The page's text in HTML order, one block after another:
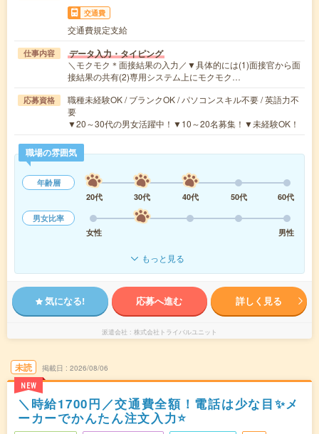
交通費
交通費規定支給
仕事内容 データ入力・タイピング
＼モクモク＊面接結果の入力／▼具体的には(1)面接官から面
接結果の共有(2)専用システム上にモクモク…
応募資格
職種未経験OK / ブランクOK / パソコンスキル不要 / 英語力不
要
▼20～30代の男女活躍中！▼10～20名募集！▼未経験OK！
職場の雰囲気
年齢層
20代
30代 40代 50代
60代
男女比率
女性
男性
もっと見る
気になる! 応募へ進む 詳しく見る
派遣会社 株式会社トライバルユニット
未読
NEW
掲載日 2026/08/06
＼時給1700円／交通費全額！電話は少な目✨メ
ーカーでかんたん注文入力⭐